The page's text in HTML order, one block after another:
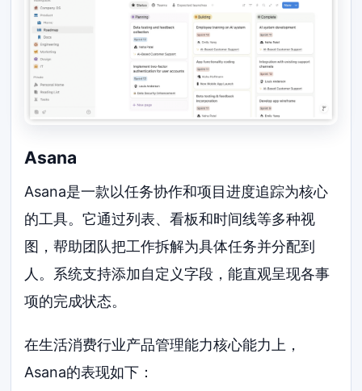
Asana
Asana是一款以任务协作和项目进度追踪为核心
的工具。它通过列表、看板和时间线等多种视
图，帮助团队把工作拆解为具体任务并分配到
人。系统支持添加自定义字段，能直观呈现各事
项的完成状态。
在生活消费行业产品管理能力核心能力上，
Asana的表现如下：